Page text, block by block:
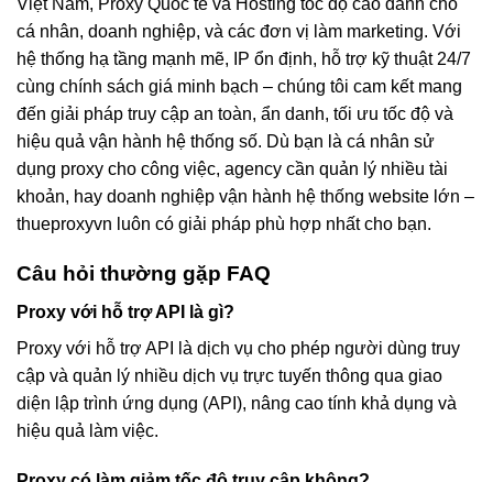
Việt Nam, Proxy Quốc tế và Hosting tốc độ cao dành cho
cá nhân, doanh nghiệp, và các đơn vị làm marketing. Với
hệ thống hạ tầng mạnh mẽ, IP ổn định, hỗ trợ kỹ thuật 24/7
cùng chính sách giá minh bạch – chúng tôi cam kết mang
đến giải pháp truy cập an toàn, ẩn danh, tối ưu tốc độ và
hiệu quả vận hành hệ thống số. Dù bạn là cá nhân sử
dụng proxy cho công việc, agency cần quản lý nhiều tài
khoản, hay doanh nghiệp vận hành hệ thống website lớn –
thueproxyvn luôn có giải pháp phù hợp nhất cho bạn.
Câu hỏi thường gặp FAQ
Proxy với hỗ trợ API là gì?
Proxy với hỗ trợ API là dịch vụ cho phép người dùng truy
cập và quản lý nhiều dịch vụ trực tuyến thông qua giao
diện lập trình ứng dụng (API), nâng cao tính khả dụng và
hiệu quả làm việc.